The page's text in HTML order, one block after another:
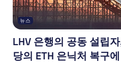
뉴스
LHV 은행의 공동 설립
당의 ETH 은닉처 복구